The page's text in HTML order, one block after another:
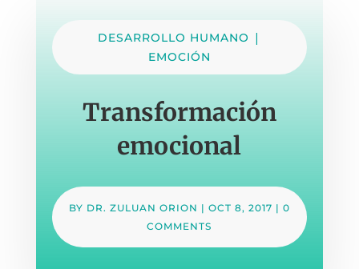
DESARROLLO HUMANO |
EMOCIÓN
Transformación
emocional
BY DR. ZULUAN ORION | OCT 8, 2017 | 0
COMMENTS